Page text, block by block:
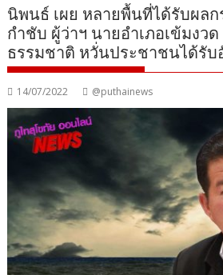
นิพนธ์ เผย หลายพื้นที่ได้รับผล
กำชับ ผู้ว่าฯ นายอำเภอเข้มงว
ธรรมชาติ หวั่นประชาชนได้รับ
14/07/2022 @puthainews